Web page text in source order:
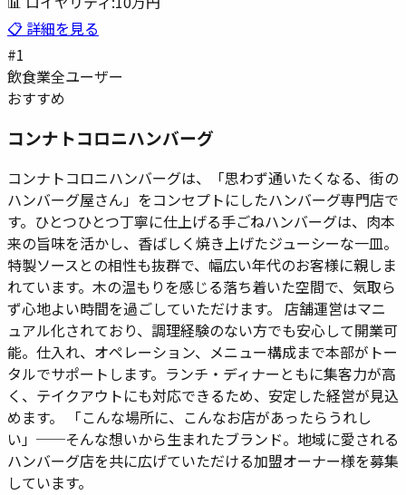
📋 詳細を見る
#1
飲食業全ユーザー
おすすめ
コンナトコロニハンバーグ
コンナトコロニハンバーグは、「思わず通いたくなる、街の
ハンバーグ屋さん」をコンセプトにしたハンバーグ専門店で
す。ひとつひとつ丁寧に仕上げる手ごねハンバーグは、肉本
来の旨味を活かし、香ばしく焼き上げたジューシーな一皿。
特製ソースとの相性も抜群で、幅広い年代のお客様に親しま
れています。木の温もりを感じる落ち着いた空間で、気取ら
ず心地よい時間を過ごしていただけます。 店舗運営はマニ
ュアル化されており、調理経験のない方でも安心して開業可
能。仕入れ、オペレーション、メニュー構成まで本部がトー
タルでサポートします。ランチ・ディナーともに集客力が高
く、テイクアウトにも対応できるため、安定した経営が見込
めます。 「こんな場所に、こんなお店があったらうれし
い」──そんな想いから生まれたブランド。地域に愛される
ハンバーグ店を共に広げていただける加盟オーナー様を募集
しています。